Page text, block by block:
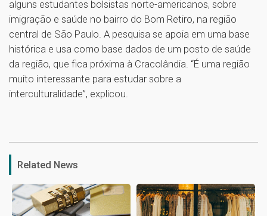
alguns estudantes bolsistas norte-americanos, sobre
imigração e saúde no bairro do Bom Retiro, na região
central de São Paulo. A pesquisa se apoia em uma base
histórica e usa como base dados de um posto de saúde
da região, que fica próxima à Cracolândia. “É uma região
muito interessante para estudar sobre a
interculturalidade”, explicou.
Related News